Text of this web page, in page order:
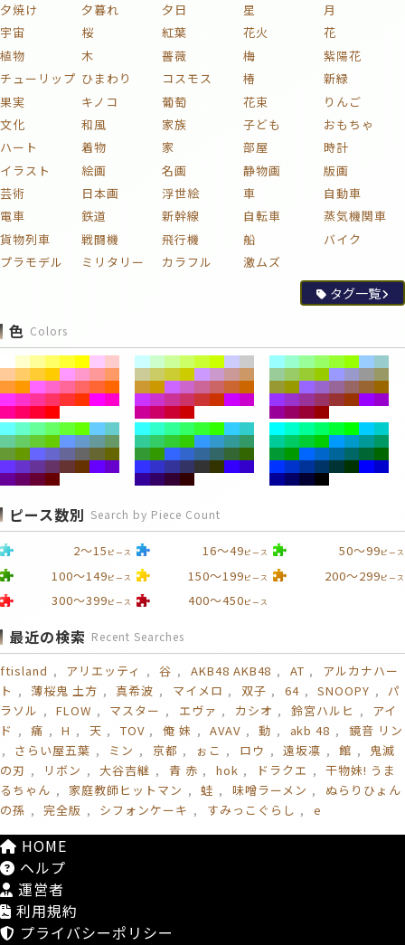
夕焼け
夕暮れ 夕日 星
月
宇宙
桜 紅葉 花火
花
植物
木 薔薇 梅
紫陽花
チューリップ ひまわり コスモス 椿
新緑
果実
キノコ 葡萄 花束
りんご
文化
和風 家族 子ども
おもちゃ
ハート
着物 家 部屋
時計
イラスト
絵画 名画 静物画
版画
芸術
日本画 浮世絵 車
自動車
電車
鉄道 新幹線 自転車
蒸気機関車
貨物列車
戦闘機 飛行機 船
バイク
プラモデル
ミリタリー カラフル 激ムズ
タグ一覧
色 Colors
ピース数別 Search by Piece Count
2～15 ピース 16～49ピース 50～99ピース
100～149ピース 150～199ピース 200～299ピース
300～399ピース 400～450ピース
最近の検索 Recent Searches
ftisland アリエッティ 谷 AKB48 AKB48 AT
アルカナハー
ト
薄桜鬼 土方 真希波 マイメロ 双子 64 SNOOPY
パ
ラソル
FLOW マスター エヴァ カシオ 鈴宮ハルヒ
アイ
ド
痛 H 天 TOV 俺 妹 AVAV 動 akb 48
鏡音 リン
さらい屋五葉
ミン 京都 ぉこ ロウ 遠坂凛 館
鬼滅
の刃
リボン 大谷吉継 青 赤 hok ドラクエ
干物妹! うま
るちゃん
家庭教師ヒットマン 蛙 味噌ラーメン
ぬらりひょん
の孫
完全版 シフォンケーキ すみっこぐらし e
HOME
ヘルプ
運営者
利用規約
プライバシーポリシー